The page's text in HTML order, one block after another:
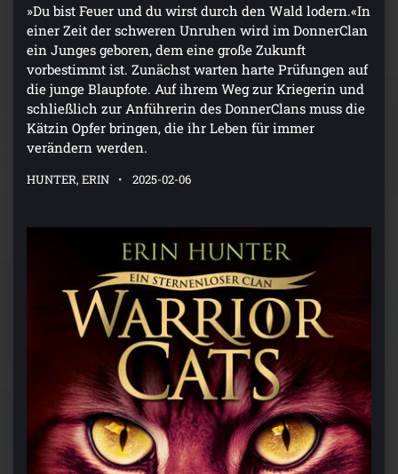
»Du bist Feuer und du wirst durch den Wald lodern.«In
einer Zeit der schweren Unruhen wird im DonnerClan
ein Junges geboren, dem eine große Zukunft
vorbestimmt ist. Zunächst warten harte Prüfungen auf
die junge Blaupfote. Auf ihrem Weg zur Kriegerin und
schließlich zur Anführerin des DonnerClans muss die
Kätzin Opfer bringen, die ihr Leben für immer
verändern werden.
HUNTER, ERIN 2025-02-06